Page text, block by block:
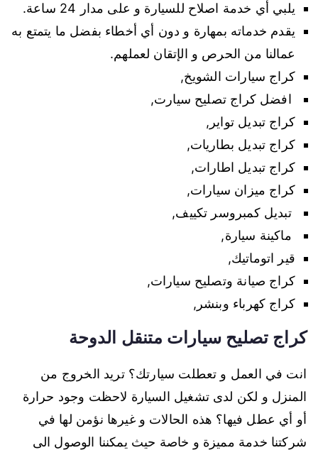
يلبي أي خدمة اصلاح للسيارة و على مدار 24 ساعة.
يقدم خدماته بمهارة و دون أي أخطاء بفضل ما يتمتع به
عمالنا من الحرص و الإتقان لعملهم.
كراج سيارات الشويخ,
افضل كراج تصليح سيارت,
كراج تبديل تواير,
كراج تبديل بطاريات,
كراج تبديل اطارات,
كراج ميزان سيارات,
تبديل كمبروسر تكييف,
ماكينة سيارة,
قير اتوماتيك,
كراج صيانة وتصليح سيارات,
كراج كهرباء وبنشر,
كراج تصليح سيارات متنقل الدوحة
انت في العمل و تعطلت سيارتك؟ تريد الخروج من
المنزل و لكن لدى تشغيل السيارة لاحظت وجود حرارة
أو أي عطل فيها؟ هذه الحالات و غيرها نؤمن لها في
شركتنا خدمة مميزة و خاصة حيث يمكننا الوصول الى